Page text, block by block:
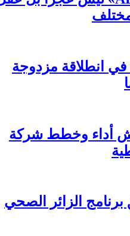
انطلاقة مزدوجة
أداء وخطط شركة
الزائر الصحي